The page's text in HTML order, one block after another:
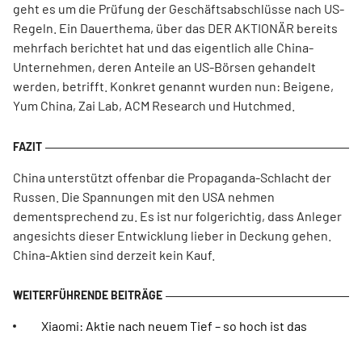
geht es um die Prüfung der Geschäftsabschlüsse nach US-
Regeln. Ein Dauerthema, über das DER AKTIONÄR bereits
mehrfach berichtet hat und das eigentlich alle China-
Unternehmen, deren Anteile an US-Börsen gehandelt
werden, betrifft. Konkret genannt wurden nun: Beigene,
Yum China, Zai Lab, ACM Research und Hutchmed.
China unterstützt offenbar die Propaganda-Schlacht der
Russen. Die Spannungen mit den USA nehmen
dementsprechend zu. Es ist nur folgerichtig, dass Anleger
angesichts dieser Entwicklung lieber in Deckung gehen.
China-Aktien sind derzeit kein Kauf.
Xiaomi: Aktie nach neuem Tief – so hoch ist das